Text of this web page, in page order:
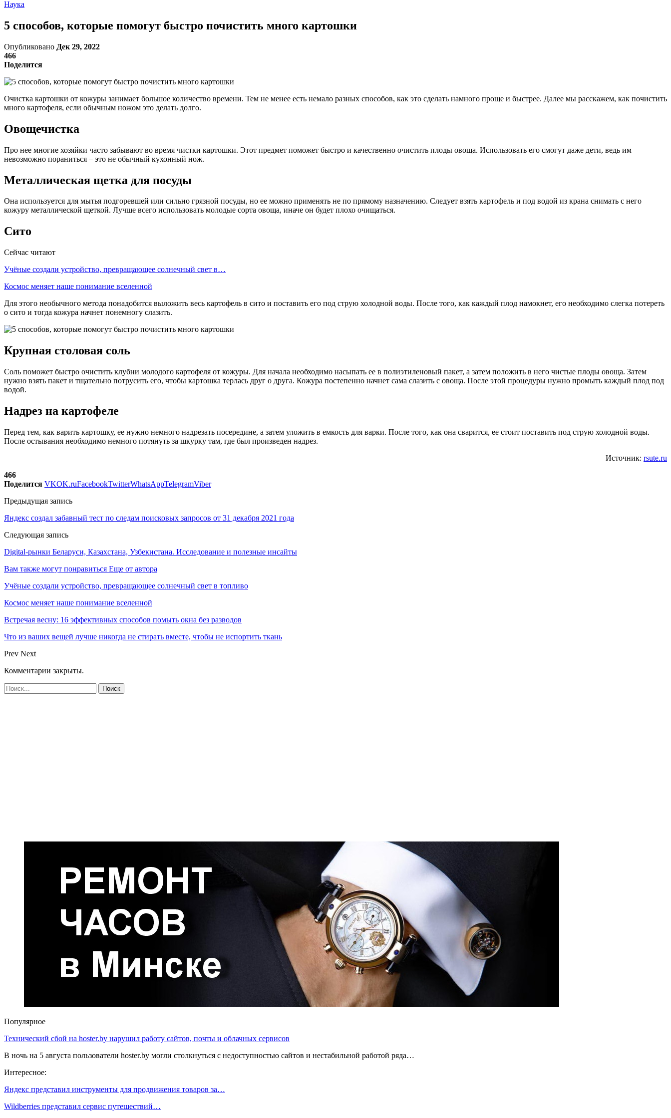
Наука
5 способов, которые помогут быстро почистить много картошки
Опубликовано Дек 29, 2022
466
Поделится
Очистка картошки от кожуры занимает большое количество времени. Тем не менее есть немало разных способов, как это сделать намного проще и быстрее. Далее мы расскажем, как почистить
много картофеля, если обычным ножом это делать долго.
Овощечистка
Про нее многие хозяйки часто забывают во время чистки картошки. Этот предмет поможет быстро и качественно очистить плоды овоща. Использовать его смогут даже дети, ведь им
невозможно пораниться – это не обычный кухонный нож.
Металлическая щетка для посуды
Она используется для мытья подгоревшей или сильно грязной посуды, но ее можно применять не по прямому назначению. Следует взять картофель и под водой из крана снимать с него
кожуру металлической щеткой. Лучше всего использовать молодые сорта овоща, иначе он будет плохо очищаться.
Сито
Сейчас читают
Учёные создали устройство, превращающее солнечный свет в…
Космос меняет наше понимание вселенной
Для этого необычного метода понадобится выложить весь картофель в сито и поставить его под струю холодной воды. После того, как каждый плод намокнет, его необходимо слегка потереть
о сито и тогда кожура начнет понемногу слазить.
Крупная столовая соль
Соль поможет быстро очистить клубни молодого картофеля от кожуры. Для начала необходимо насыпать ее в полиэтиленовый пакет, а затем положить в него чистые плоды овоща. Затем
нужно взять пакет и тщательно потрусить его, чтобы картошка терлась друг о друга. Кожура постепенно начнет сама слазить с овоща. После этой процедуры нужно промыть каждый плод под
водой.
Надрез на картофеле
Перед тем, как варить картошку, ее нужно немного надрезать посередине, а затем уложить в емкость для варки. После того, как она сварится, ее стоит поставить под струю холодной воды.
После остывания необходимо немного потянуть за шкурку там, где был произведен надрез.
Источник: rsute.ru
466
Поделится VKOK.ruFacebookTwitterWhatsAppTelegramViber
Предыдущая запись
Яндекс создал забавный тест по следам поисковых запросов от 31 декабря 2021 года
Следующая запись
Digital-рынки Беларуси, Казахстана, Узбекистана. Исследование и полезные инсайты
Вам также могут понравиться Еще от автора
Учёные создали устройство, превращающее солнечный свет в топливо
Космос меняет наше понимание вселенной
Встречая весну: 16 эффективных способов помыть окна без разводов
Что из ваших вещей лучше никогда не стирать вместе, чтобы не испортить ткань
Prev Next
Комментарии закрыты.
Популярное
Технический сбой на hoster.by нарушил работу сайтов, почты и облачных сервисов
В ночь на 5 августа пользователи hoster.by могли столкнуться с недоступностью сайтов и нестабильной работой ряда…
Интересное:
Яндекс представил инструменты для продвижения товаров за…
Wildberries представил сервис путешествий…